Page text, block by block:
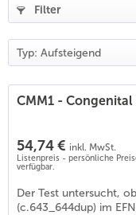
Filter
CMM1 -
54,74 € inkl. MwSt.
Listenpreis - persönliche
verfügbar.
Der Test untersucht,
(c.643_644dup) im